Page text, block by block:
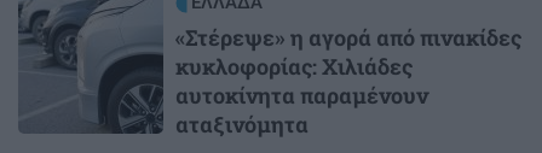
«Στέρεψε» η αγορά από πινακίδες
κυκλοφορίας: Χιλιάδες
αυτοκίνητα παραμένουν
αταξινόμητα